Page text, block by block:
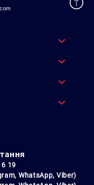
19
WhatsApp, Viber)